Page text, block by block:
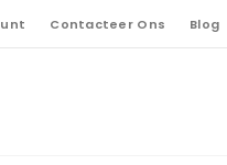
Contacteer Ons Blog